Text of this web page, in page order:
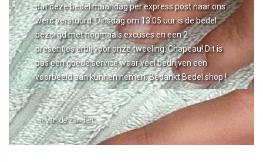
dat deze bedel maandag per express post naar ons
werd verstuurd. Dinsdag om 13.05 uur is de bedel
bezorgd met nogmaals excuses en een 2
presentjes erbij voor onze tweeling. Chapeau! Dit is
pas een goede service waar veel bedrijven een
voorbeeld aan kunnen nemen. Bedankt Bedel.shop !
- R van de Zanden